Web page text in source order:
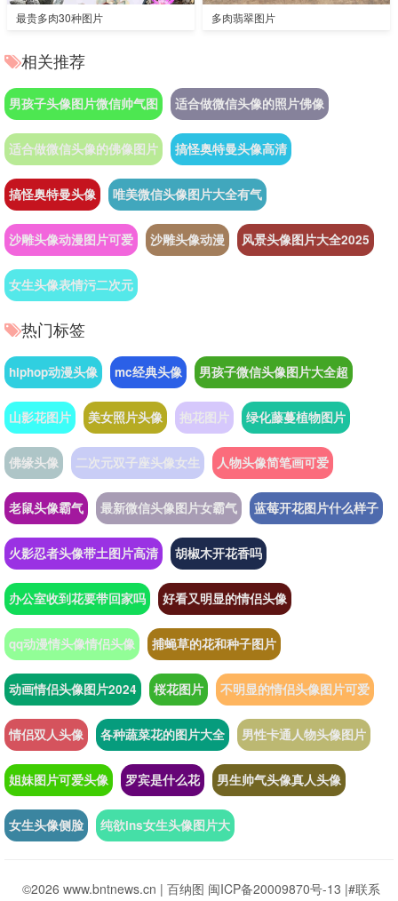
最贵多肉30种图片 多肉翡翠图片
相关推荐
男孩子头像图片微信帅气图 适合做微信头像的照片佛像
适合做微信头像的佛像图片 搞怪奥特曼头像高清
搞怪奥特曼头像 唯美微信头像图片大全有气
沙雕头像动漫图片可爱 沙雕头像动漫 风景头像图片大全2025
女生头像表情污二次元
热门标签
hiphop动漫头像 mc经典头像 男孩子微信头像图片大全超
山影花图片 美女照片头像 抱花图片 绿化藤蔓植物图片
佛缘头像 二次元双子座头像女生 人物头像简笔画可爱
老鼠头像霸气 最新微信头像图片女霸气 蓝莓开花图片什么样子
火影忍者头像带土图片高清 胡椒木开花香吗
办公室收到花要带回家吗 好看又明显的情侣头像
qq动漫情头像情侣头像 捕蝇草的花和种子图片
动画情侣头像图片2024 桜花图片 不明显的情侣头像图片可爱
情侣双人头像 各种蔬菜花的图片大全 男性卡通人物头像图片
姐妹图片可爱头像 罗宾是什么花 男生帅气头像真人头像
女生头像侧脸 纯欲ins女生头像图片大
©2026 www.bntnews.cn | 百纳图 闽ICP备20009870号-13 |#联系